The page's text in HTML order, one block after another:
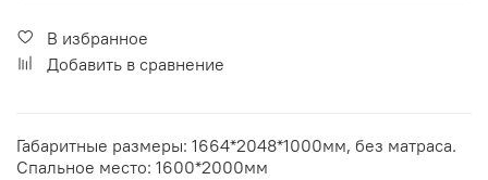
В избранное
Добавить в сравнение
Габаритные размеры: 1664*2048*1000мм, без матраса.
Спальное место: 1600*2000мм